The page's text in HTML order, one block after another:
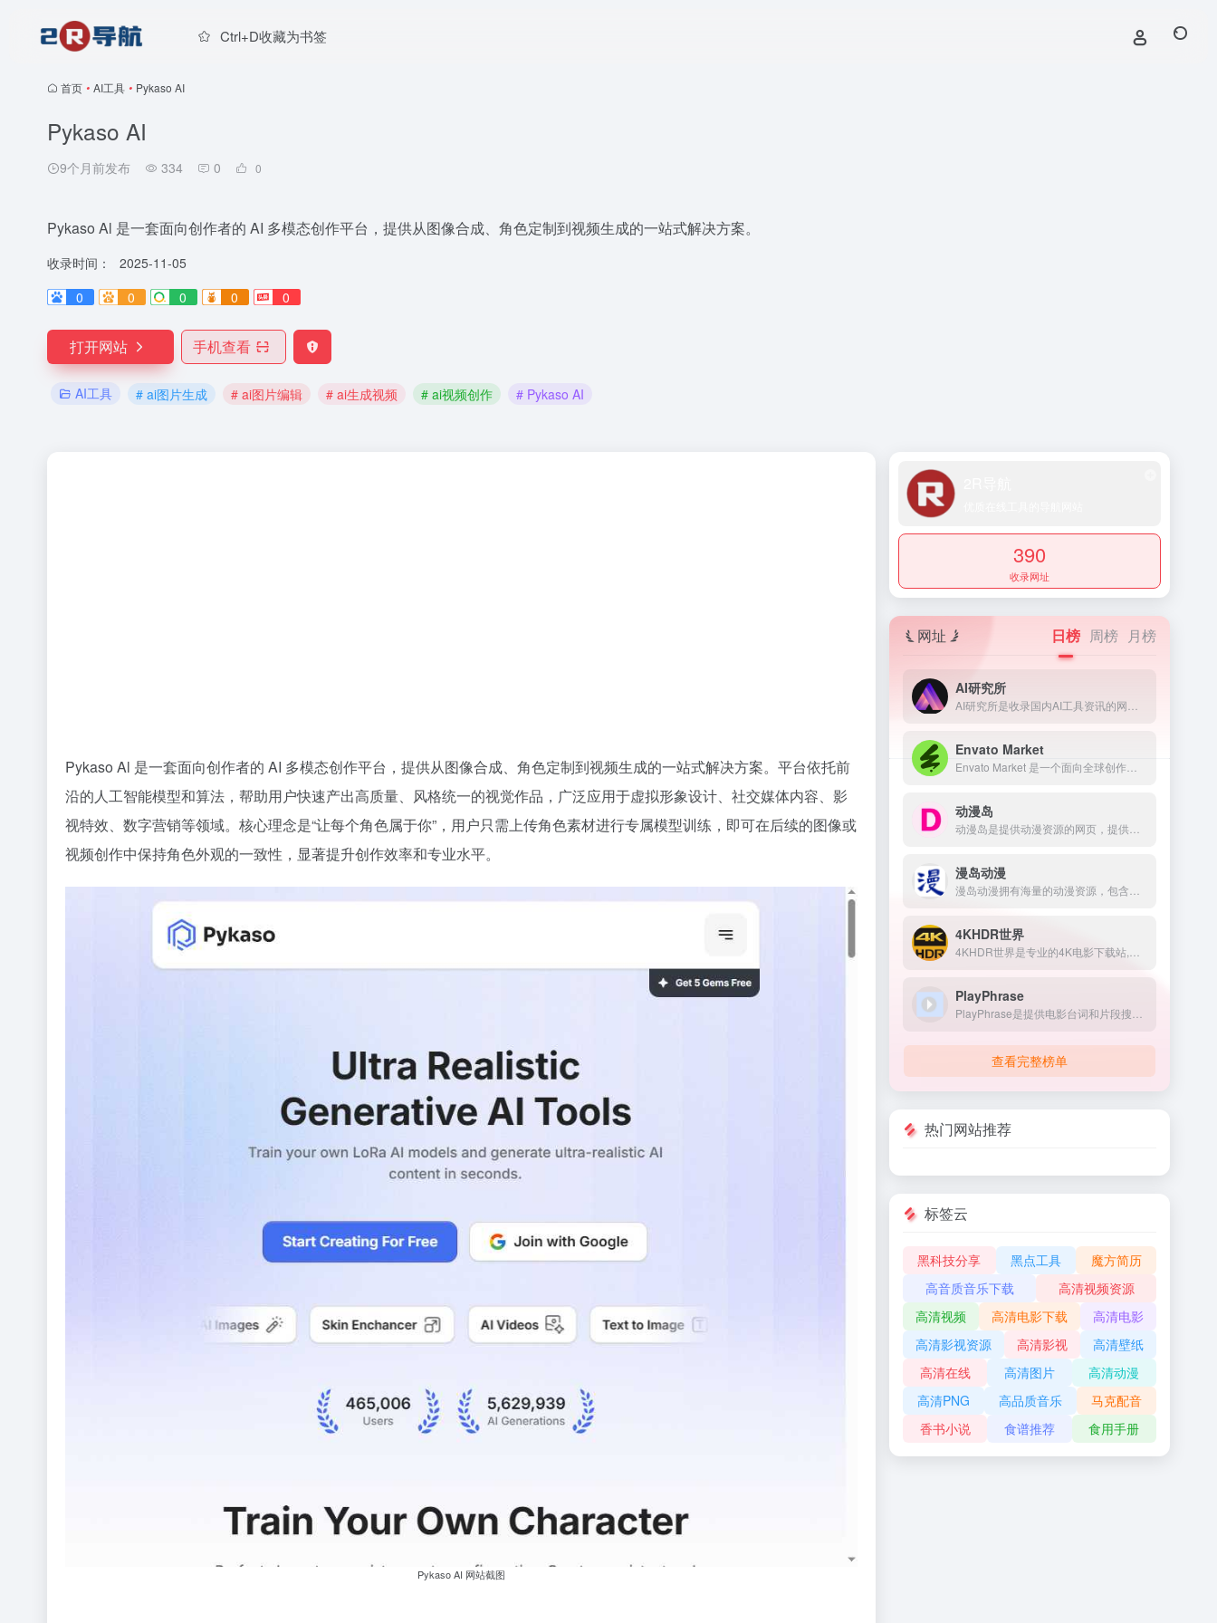
Ctrl+D收藏为书签
首页 • AI工具 • Pykaso AI
Pykaso AI
9个月前发布 334 0 0
Pykaso Al 是一套面向创作者的 AI 多模态创作平台，提供从图像合成、角色定制到视频生成的一站式解决方案。
收录时间：
2025-11-05
0
0 0 0 0
打开网站 手机查看
AI工具 # ai图片生成 # ai图片编辑 # ai生成视频 # ai视频创作 # Pykaso AI
Pykaso Al 是一套面向创作者的 AI 多模态创作平台，提供从图像合成、角色定制到视频生成的一站式解决方案。平台依托前
沿的人工智能模型和算法，帮助用户快速产出高质量、风格统一的视觉作品，广泛应用于虚拟形象设计、社交媒体内容、影
视特效、数字营销等领域。核心理念是“让每个角色属于你”，用户只需上传角色素材进行专属模型训练，即可在后续的图像或
视频创作中保持角色外观的一致性，显著提升创作效率和专业水平。
Pykaso AI 网站截图
390
收录网址
网址 日榜 周榜 月榜
AI研究所
Envato Market
动漫岛
漫岛动漫
4KHDR世界
PlayPhrase
查看完整榜单
热门网站推荐
标签云
黑科技分享 黑点工具
魔方简历
高音质音乐下载
高清视频资源
高清视频
高清电影下载
高清电影
高清影视资源
高清影视
高清壁纸
高清在线
高清图片
高清动漫
高清PNG
高品质音乐
马克配音
香书小说
食谱推荐 食用手册